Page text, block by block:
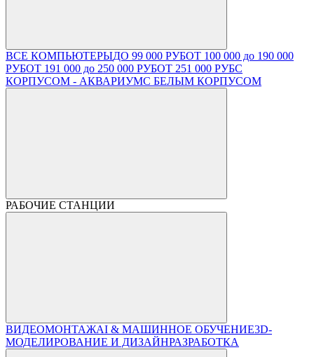
ВСЕ КОМПЬЮТЕРЫДО 99 000 РУБОТ 100 000 до 190 000
РУБОТ 191 000 до 250 000 РУБОТ 251 000 РУБС
КОРПУСОМ - АКВАРИУМС БЕЛЫМ КОРПУСОМ
РАБОЧИЕ СТАНЦИИ
ВИДЕОМОНТАЖAI & МАШИННОЕ ОБУЧЕНИЕ3D-
МОДЕЛИРОВАНИЕ И ДИЗАЙНРАЗРАБОТКА